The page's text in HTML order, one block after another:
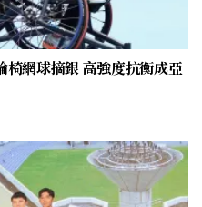
網球摘銀 高強度抗衡成亞